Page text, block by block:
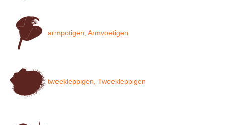
armpotigen, Armvoetigen
tweekleppigen, Tweekleppigen